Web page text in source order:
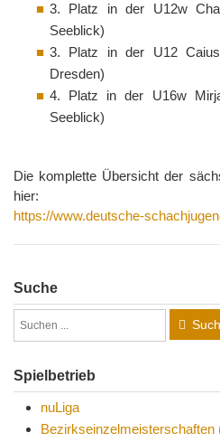
3. Platz in der U12w
Seeblick)
3. Platz in der U12
Dresden)
4. Platz in der U16w
Seeblick)
Die komplette Übersicht der
hier:
https://www.deutsche-
Suche
Spielbetrieb
nuLiga
Bezirkseinzelmeisterschaften